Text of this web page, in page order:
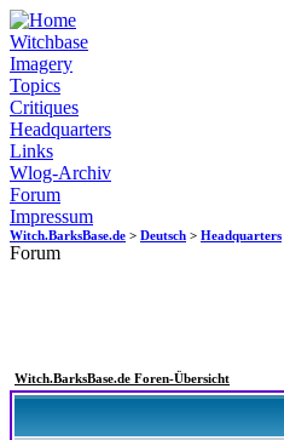
Witchbase
Imagery
Topics
Critiques
Headquarters
Links
Wlog-Archiv
Forum
Impressum
Witch.BarksBase.de > Deutsch > Headquarters
Forum
Witch.BarksBase.de Foren-Übersicht